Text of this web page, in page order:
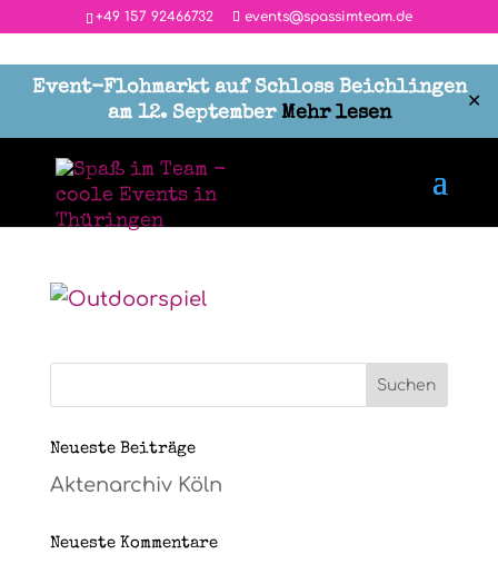
‭+49 157 92466732 events@spassimteam.de
Event-Flohmarkt auf Schloss Beichlingen
am 12. September Mehr lesen ✕
Banner WWW (15 x 10 cm) (1)
vonMaria
Neueste Beiträge
Aktenarchiv Köln
Neueste Kommentare